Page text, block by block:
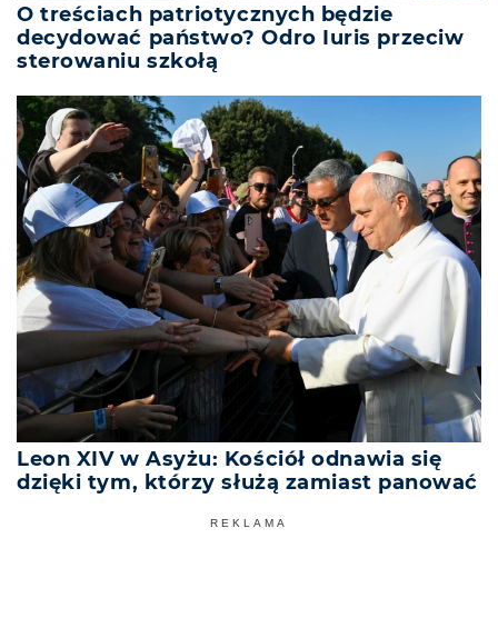
O treściach patriotycznych będzie
decydować państwo? Odro Iuris przeciw
sterowaniu szkołą
Leon XIV w Asyżu: Kościół odnawia się
dzięki tym, którzy służą zamiast panować
REKLAMA